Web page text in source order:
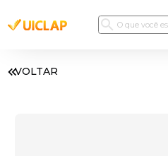
VOLTAR